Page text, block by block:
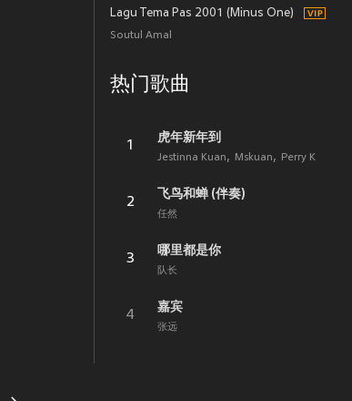
Lagu Tema Pas 2001 (Minus One)
Soutul Amal
热门歌曲
1
虎年新年到
Jestinna Kuan Mskuan Perry K
2
飞鸟和蝉 (伴奏)
任然
3
哪里都是你
队长
4
嘉宾
张远